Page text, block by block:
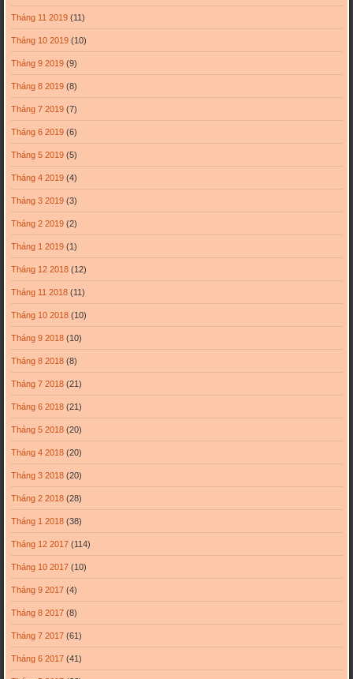
Tháng 11 2019(11)
Tháng 10 2019(10)
Tháng 9 2019(9)
Tháng 8 2019(8)
Tháng 7 2019(7)
Tháng 6 2019(6)
Tháng 5 2019(5)
Tháng 4 2019(4)
Tháng 3 2019(3)
Tháng 2 2019(2)
Tháng 1 2019(1)
Tháng 12 2018(12)
Tháng 11 2018(11)
Tháng 10 2018(10)
Tháng 9 2018(10)
Tháng 8 2018(8)
Tháng 7 2018(21)
Tháng 6 2018(21)
Tháng 5 2018(20)
Tháng 4 2018(20)
Tháng 3 2018(20)
Tháng 2 2018(28)
Tháng 1 2018(38)
Tháng 12 2017(114)
Tháng 10 2017(10)
Tháng 9 2017(4)
Tháng 8 2017(8)
Tháng 7 2017(61)
Tháng 6 2017(41)